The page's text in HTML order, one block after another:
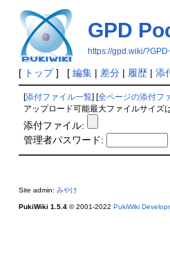
GPD
https://gpd.wiki/
[ トップ] [ 編集| 差分| 履歴| 添
[添付ファイル一覧 ] [全ページの添付フ
アップロード可能最大ファイルサイズ
添付ファイル:
管理者パスワード:
Site admin: みやけ
PukiWiki 1.5.4© 2001-2022 PukiWiki